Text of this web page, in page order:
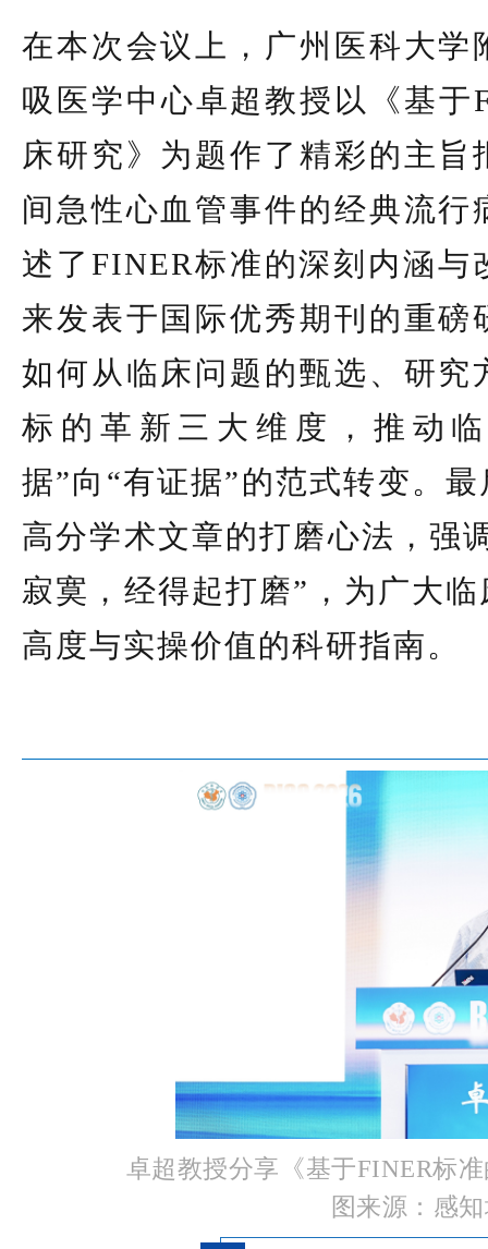
在本次会议上，广州医科大学
吸医学中心卓超教授以《基于
床研究》为题作了精彩的主
间急性心血管事件的经典流行
述了FINER标准的深刻内涵与
来发表于国际优秀期刊的重磅
如何从临床问题的甄选、研究
标的革新三大维度，推动
据”向“有证据”的范式转变。
高分学术文章的打磨心法，强
寂寞，经得起打磨”，为广大
高度与实操价值的科研指南。
卓超教授分享《基于FINER标
图来源：感